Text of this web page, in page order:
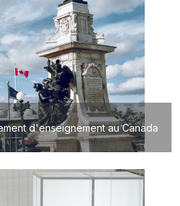
d'enseignement au Canada